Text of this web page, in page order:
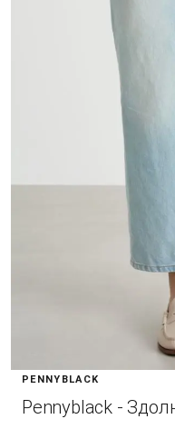
PENNYBLACK
Pennyblack -